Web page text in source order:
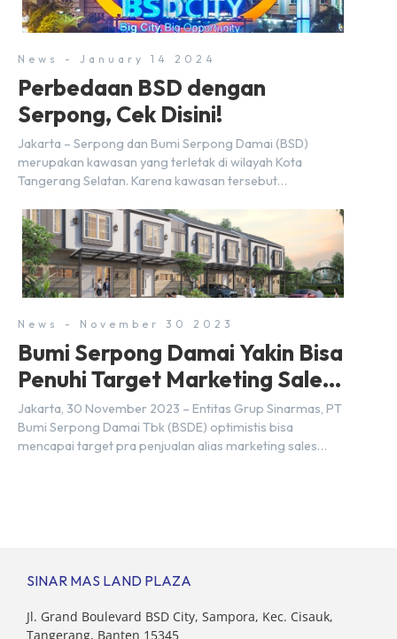
memengaruhi pertimbangan masyarakat untuk membeli
rumah maupun investasi di sektor […]
News - January 14 2024
Perbedaan BSD dengan
Serpong, Cek Disini!
Jakarta – Serpong dan Bumi Serpong Damai (BSD)
merupakan kawasan yang terletak di wilayah Kota
Tangerang Selatan. Karena kawasan tersebut
kita yang mengira kedua wilayah ini merupakan tempat
yang sama. Padahal anggapan tersebut kurang tepat.
Sebab Serpong dan BSD merupakan dua kawasan yang
berbeda. Berikut penjelasannya. Baca Juga: […]
News - November 30 2023
Bumi Serpong Damai Yakin Bisa
Penuhi Target Marketing Sales
Tahun 2023
Jakarta, 30 November 2023 – Entitas Grup Sinarmas, PT
Bumi Serpong Damai Tbk (BSDE) optimistis bisa
mencapai target pra penjualan alias marketing sales
SINAR MAS LAND PLAZA
Jl. Grand Boulevard BSD City, Sampora, Kec. Cisauk,
Tangerang, Banten 15345